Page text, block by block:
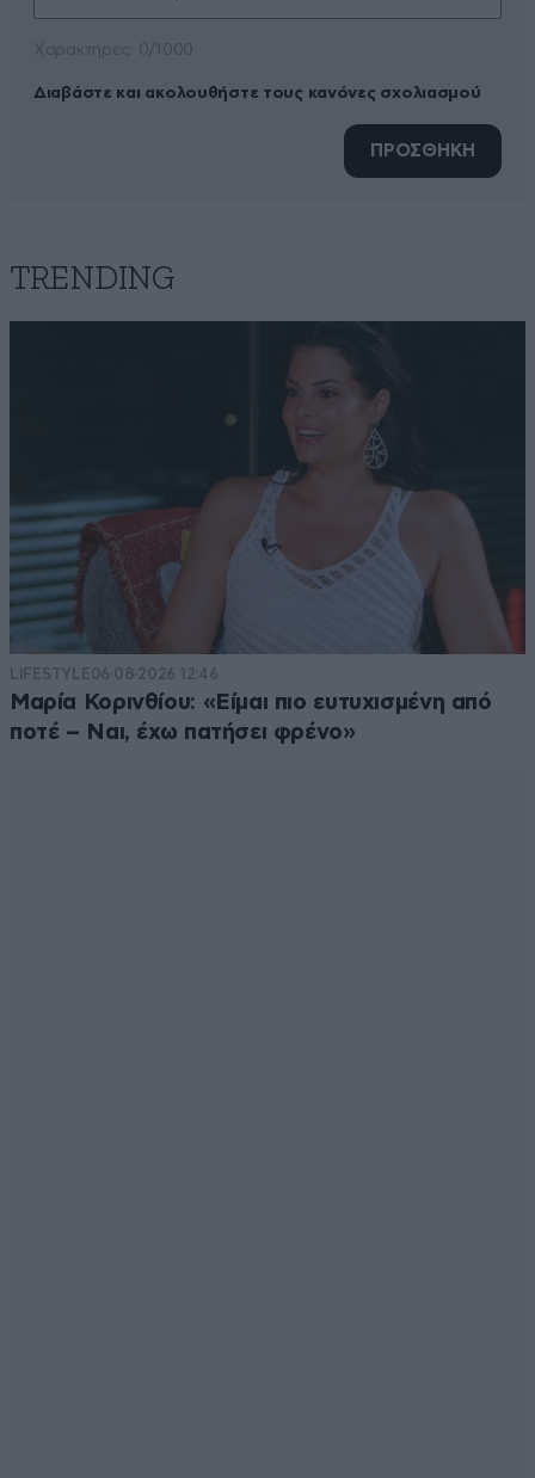
Διαβάστε και ακολουθήστε τους κανόνες σχολιασμού
ΠΡΟΣΘΗΚΗ
TRENDING
LIFESTYLE06·08·2026 12:46
Μαρία Κορινθίου: «Είμαι πιο ευτυχισμένη από
ποτέ – Ναι, έχω πατήσει φρένο»